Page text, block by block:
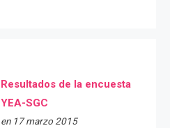
Resultados de la encuesta
YEA-SGC
en 17 marzo 2015